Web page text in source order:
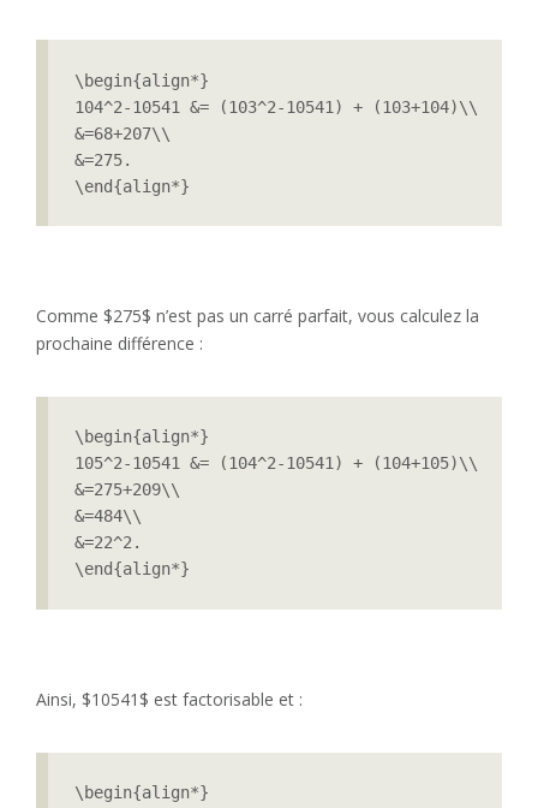
\begin{align*}
104^2-10541 &= (103^2-10541) + (103+104)\\
&=68+207\\
&=275.
\end{align*}
Comme $275$ n’est pas un carré parfait, vous calculez la
prochaine différence :
\begin{align*}
105^2-10541 &= (104^2-10541) + (104+105)\\
&=275+209\\
&=484\\
&=22^2.
\end{align*}
Ainsi, $10541$ est factorisable et :
\begin{align*}